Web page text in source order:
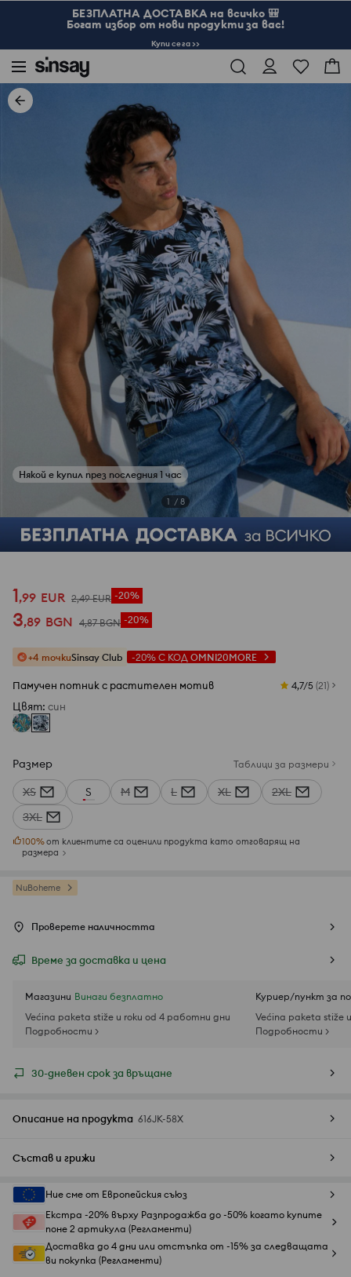
БЕЗПЛАТНА ДОСТАВКА на всичко 🎒
Богат избор от нови продукти за вас!
Купи сега >>
Някой е купил през последния 1 час
1 / 8
1,99 EUR 2,49 EUR -20%
3,89 BGN 4,87 BGN -20%
+4 точкиSinsay Club -20% С КОД OMNI20MORE
Памучен потник с растителен мотив 4,7/5 (21)
Цвят: син
Размер Таблици за размери
XS S M L XL
2XL
3XL
100%от клиентите са оценили продукта като отговарящ на
размера
NuBoheme
Проверете наличността
Време за доставка и цена
Магазини Винаги безплатно
Većina paketa stiže u roku od 4 работни дни
Подробности >
Куриер/пункт за
Većina paketa stiže
Подробности >
30-дневен срок за връщане
Описание на продукта 616JK-58X
Състав и грижи
Ние сме от Европейския съюз
Екстра -20% върху Разпродажба до -50% когато купите
поне 2 артикула (Регламенти)
Доставка до 4 дни или отстъпка от -15% за следващата
ви покупка (Регламенти)